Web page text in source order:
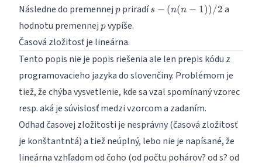
Následne do premennej p
p priradí s -
(n(n-
s − (n(n − 1)) /2 a
hodnotu premennej p
pvypíše.
Časová zložitosť je lineárna.
Tento popis nie je popis riešenia ale len prepis kódu z
programovacieho jazyka do slovenčiny. Problémom je
tiež, že chýba vysvetlenie, kde sa vzal spomínaný vzorec
resp. aká je súvislosť medzi vzorcom a zadaním.
Odhad časovej zložitosti je nesprávny (časová zložitosť
je konštantntá) a tiež neúplný, lebo nie je napísané, že
lineárna vzhľadom od čoho (od počtu pohárov? od s? od